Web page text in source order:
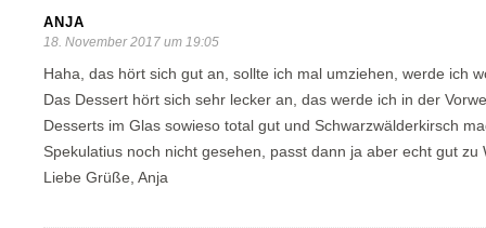
ANJA
18. November 2017 um 19:05
Haha, das hört sich gut an, sollte ich mal umziehen, werde ich
Das Dessert hört sich sehr lecker an, das werde ich in der
Desserts im Glas sowieso total gut und Schwarzwälderkirsch
Spekulatius noch nicht gesehen, passt dann ja aber echt gut zu
Liebe Grüße, Anja